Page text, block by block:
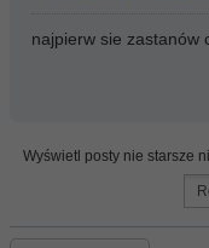
najpierw sie zastanów
Wyświetl posty nie starsze